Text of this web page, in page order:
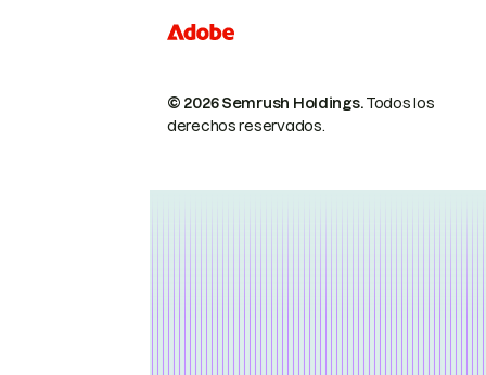
© 2026 Semrush Holdings.Todos los
derechos reservados.